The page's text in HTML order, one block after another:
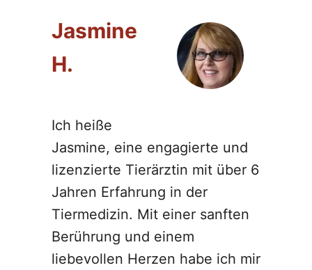
Jasmine
H.
Ich heiße
Jasmine, eine engagierte und
lizenzierte Tierärztin mit über 6
Jahren Erfahrung in der
Tiermedizin. Mit einer sanften
Berührung und einem
liebevollen Herzen habe ich mir